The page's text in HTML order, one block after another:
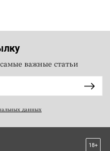
важные статьи
данных
18+